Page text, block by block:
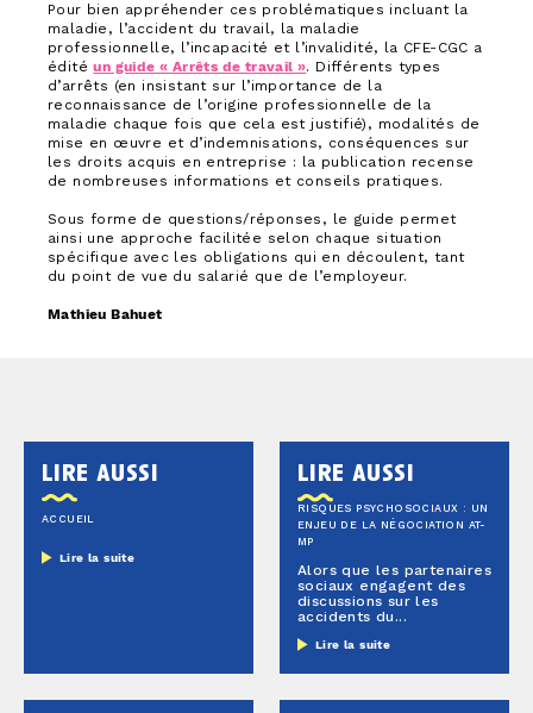
Pour bien appréhender ces problématiques incluant la
maladie, l’accident du travail, la maladie
professionnelle, l’incapacité et l’invalidité, la CFE-CGC a
éditéun guide « Arrêts de travail ». Différents types
d’arrêts (en insistant sur l’importance de la
reconnaissance de l’origine professionnelle de la
maladie chaque fois que cela est justifié), modalités de
mise en œuvre et d’indemnisations, conséquences sur
les droits acquis en entreprise : la publication recense
de nombreuses informations et conseils pratiques.
Sous forme de questions/réponses, le guide permet
ainsi une approche facilitée selon chaque situation
spécifique avec les obligations qui en découlent, tant
du point de vue du salarié que de l’employeur.
Mathieu Bahuet
lire aussi
ACCUEIL
Lire la suite
lire aussi
RISQUES PSYCHOSOCIAUX : UN
ENJEU DE LA NÉGOCIATION AT-
MP
Alors que les partenaires
sociaux engagent des
discussions sur les
accidents du...
Lire la suite